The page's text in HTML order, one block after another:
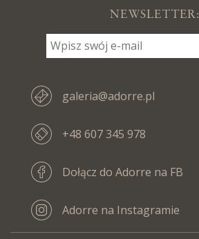
NEWSLETTER:
galeria@adorre.pl
+48 607 345 978
Dołącz do Adorre na FB
Adorre na Instagramie